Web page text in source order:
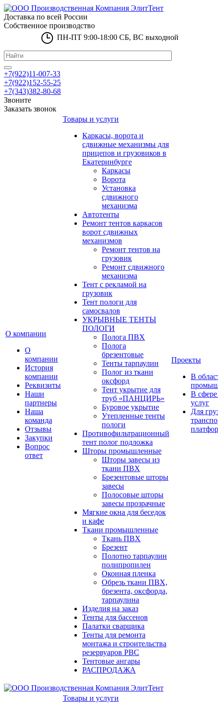
Доставка по всей России
Собственное производство
ПН-ПТ 9:00-18:00 СБ, ВС выходной
+7(922)11-007-33
+7(922)152-55-25
+7(343)382-80-68
Звоните
Заказать звонок
О компании
О
компании
История
компании
Реквизиты
Наши
партнеры
Наша
команда
Отзывы
Закупки
Вопрос
ответ
Товары и услуги
Каркасы, ворота и
сдвижные механизмы для
прицепов и грузовиков в
Екатеринбурге
Каркасы
Ворота
Установка
сдвижного
механизма
Автотенты
Ремонт тентов каркасов
ворот сдвижных
механизмов
Ремонт тентов на
грузовик
Ремонт сдвижного
механизма
Тент с рекламой на
грузовик
Тент пологи для
самосвалов
УКРЫВНЫЕ ТЕНТЫ
ПОЛОГИ
Полога ПВХ
Полога
брезентовые
Тенты тарпаулин
Полог из ткани
оксфорд
Тент укрытие для
труб «ПАНЦИРЬ»
Буровое укрытие
Утепленные тенты
пологи
Противофильтрационный
тент полог подложка
Шторы промышленные
Шторы завесы из
ткани ПВХ
Брезентовые шторы
завесы
Полосовые шторы
завесы прозрачные
Мягкие окна для беседок
и кафе
Ткани промышленные
Ткань ПВХ
Брезент
Полотно тарпаулин
полипропилен
Оконная пленка
Обрезь ткани ПВХ,
брезента, оксфорда,
тарпаулина
Изделия на заказ
Тенты для бассенов
Палатки сварщика
Тенты для ремонта
монтажа и строительства
резервуаров РВС
Тентовые ангары
РАСПРОДАЖА
Проекты
В
В сфере
услуг
Для
Товары и услуги